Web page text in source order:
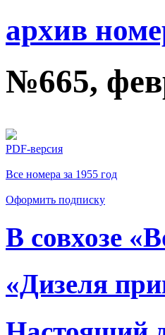
архив
№665,
PDF-версия
Все номера за 1955 год
Оформить подписку
В совхозе
«Дизеля